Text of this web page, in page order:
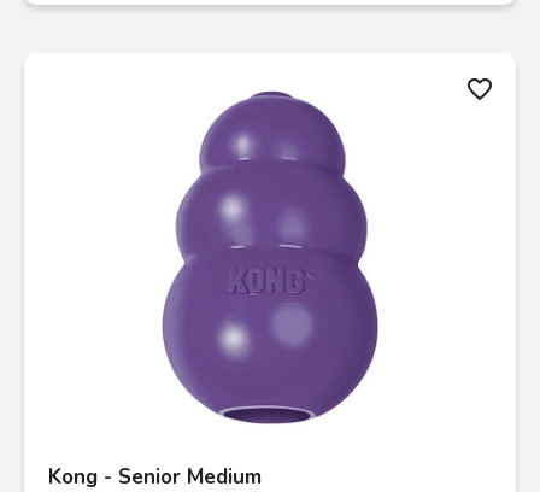
favorite_border
Kong - Senior Medium